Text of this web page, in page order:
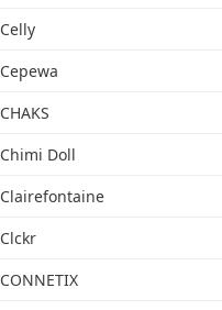
Celly
Cepewa
CHAKS
Chimi Doll
Clairefontaine
Clckr
CONNETIX